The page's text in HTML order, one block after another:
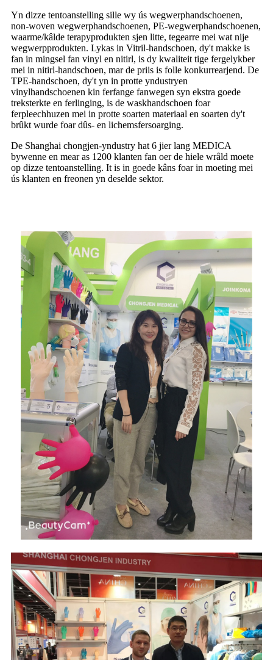
Yn dizze tentoanstelling sille wy ús wegwerphandschoenen,
non-woven wegwerphandschoenen, PE-wegwerphandschoenen,
waarme/kâlde terapyprodukten sjen litte, tegearre mei wat nije
wegwerpprodukten. Lykas in Vitril-handschoen, dy't makke is
fan in mingsel fan vinyl en nitirl, is dy kwaliteit tige fergelykber
mei in nitirl-handschoen, mar de priis is folle konkurrearjend. De
TPE-handschoen, dy't yn in protte yndustryen
vinylhandschoenen kin ferfange fanwegen syn ekstra goede
treksterkte en ferlinging, is de waskhandschoen foar
ferpleechhuzen mei in protte soarten materiaal en soarten dy't
brûkt wurde foar dûs- en lichemsfersoarging.
De Shanghai chongjen-yndustry hat 6 jier lang MEDICA
bywenne en mear as 1200 klanten fan oer de hiele wrâld moete
op dizze tentoanstelling. It is in goede kâns foar in moeting mei
ús klanten en freonen yn deselde sektor.